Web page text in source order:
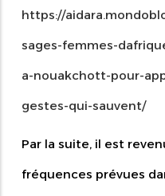
https://
sages-femmes-
a-nouakchott-pour-
gestes-qui-sauvent/
Par la suite, il est
fréquences prévues